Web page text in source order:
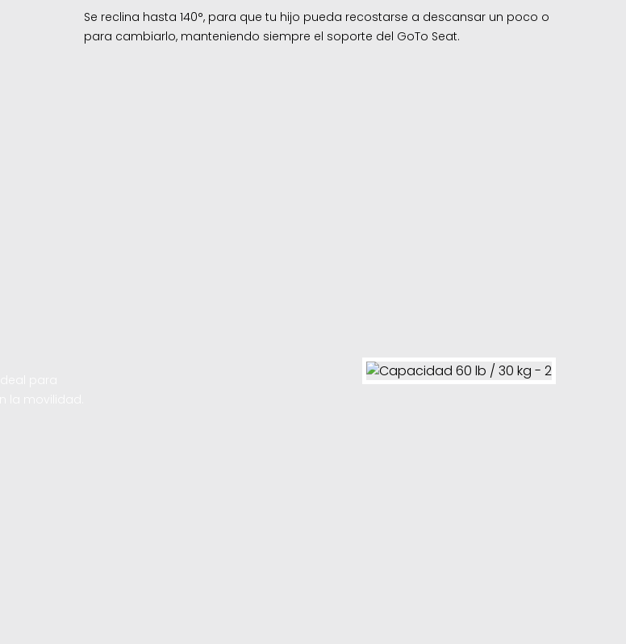
Se reclina hasta 140°, para que tu hijo pueda recostarse a descansar un poco o
para cambiarlo, manteniendo siempre el soporte del GoTo Seat.